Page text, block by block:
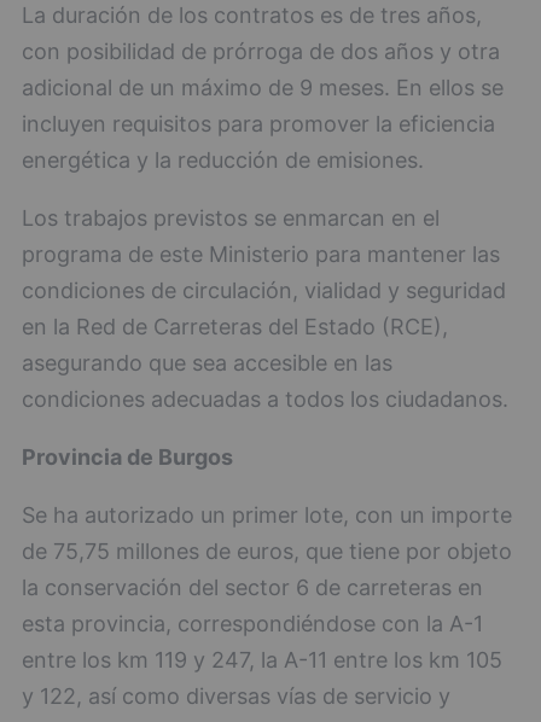
La duración de los contratos es de tres años,
con posibilidad de prórroga de dos años y otra
adicional de un máximo de 9 meses. En ellos se
incluyen requisitos para promover la eficiencia
energética y la reducción de emisiones.
Los trabajos previstos se enmarcan en el
programa de este Ministerio para mantener las
condiciones de circulación, vialidad y seguridad
en la Red de Carreteras del Estado (RCE),
asegurando que sea accesible en las
condiciones adecuadas a todos los ciudadanos.
Provincia de Burgos
Se ha autorizado un primer lote, con un importe
de 75,75 millones de euros, que tiene por objeto
la conservación del sector 6 de carreteras en
esta provincia, correspondiéndose con la A-1
entre los km 119 y 247, la A-11 entre los km 105
y 122, así como diversas vías de servicio y